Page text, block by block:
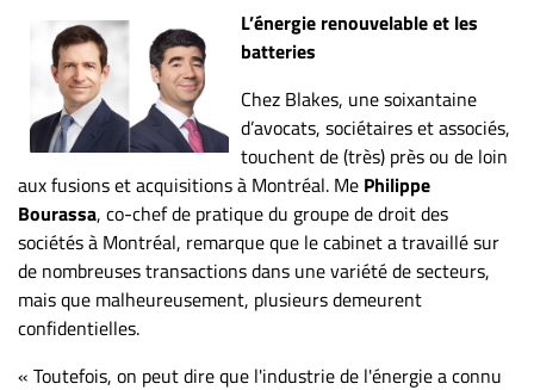
L’énergie renouvelable et les
batteries
Chez Blakes, une soixantaine
d’avocats, sociétaires et associés,
touchent de (très) près ou de loin
aux fusions et acquisitions à Montréal. Me Philippe
Bourassa, co-chef de pratique du groupe de droit des
sociétés à Montréal, remarque que le cabinet a travaillé sur
de nombreuses transactions dans une variété de secteurs,
mais que malheureusement, plusieurs demeurent
confidentielles.
« Toutefois, on peut dire que l'industrie de l'énergie a connu